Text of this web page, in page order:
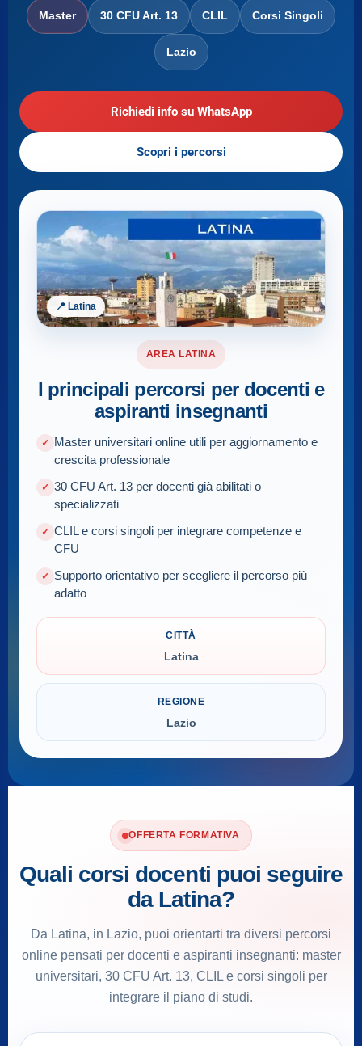
Master 30 CFU Art. 13 CLIL Corsi Singoli
Lazio
Richiedi info su WhatsApp
Scopri i percorsi
📍 Latina
AREA LATINA
I principali percorsi per docenti e
aspiranti insegnanti
Master universitari online utili per aggiornamento e
crescita professionale
30 CFU Art. 13 per docenti già abilitati o
specializzati
CLIL e corsi singoli per integrare competenze e
CFU
Supporto orientativo per scegliere il percorso più
adatto
CITTÀ
Latina
REGIONE
Lazio
OFFERTA FORMATIVA
Quali corsi docenti puoi seguire
da Latina?
Da Latina, in Lazio, puoi orientarti tra diversi percorsi
online pensati per docenti e aspiranti insegnanti: master
universitari, 30 CFU Art. 13, CLIL e corsi singoli per
integrare il piano di studi.